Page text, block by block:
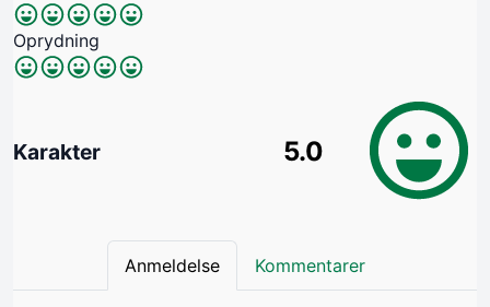
Oprydning
Karakter 5.0
Anmeldelse Kommentarer